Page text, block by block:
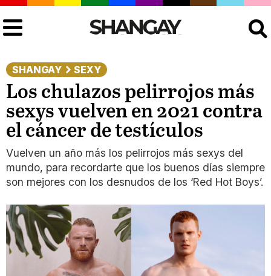
SHANGAY SEXY
Los chulazos pelirrojos más
sexys vuelven en 2021 contra
el cáncer de testículos
Vuelven un año más los pelirrojos más sexys del
mundo, para recordarte que los buenos días siempre
son mejores con los desnudos de los ‘Red Hot Boys’.